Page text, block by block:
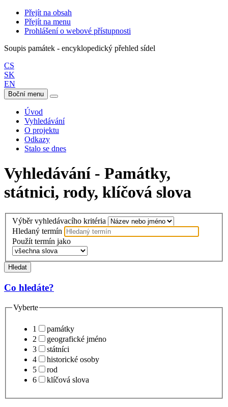
Přejít na obsah
Přejít na menu
Prohlášení o webové přístupnosti
Soupis památek - encyklopedický přehled sídel
CS
SK
EN
Boční menu
Úvod
Vyhledávání
O projektu
Odkazy
Stalo se dnes
Vyhledávání - Památky,
státnici, rody, klíčová slova
Výběr vyhledávacího kritéria
Hledaný termín
Použít termín jako
Hledat
Co hledáte?
Vyberte
1
památky
2
geografické jméno
3
státníci
4
historické osoby
5
rod
6
klíčová slova